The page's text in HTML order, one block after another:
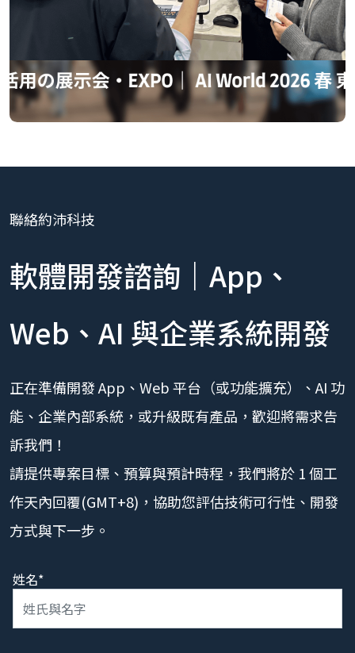
聯絡約沛科技
軟體開發諮詢｜App、
Web、AI 與企業系統開發
正在準備開發 App、Web 平台（或功能擴充）、AI 功
能、企業內部系統，或升級既有產品，歡迎將需求告
訴我們！
請提供專案目標、預算與預計時程，我們將於 1 個工
作天內回覆(GMT+8)，協助您評估技術可行性、開發
方式與下一步。
姓名*